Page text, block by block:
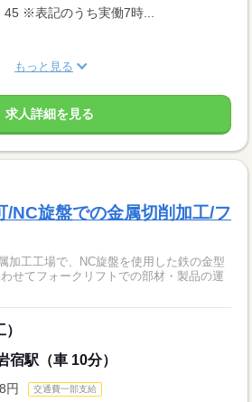
45 ※表記のうち実働7時...
もっと見る
求人詳細を見る
/NC旋盤での金属切削加工/フ
加工工場で、NC旋盤を使用した鉄の金型
せてフォークリフトでの部材・製品の運
宿駅（車 10分）
円 交通費一部支給